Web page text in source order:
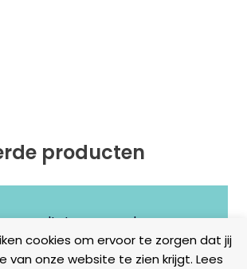
cookies om ervoor te zorgen dat jij
van onze website te zien krijgt. Lees
producten
resultaten gevonden.